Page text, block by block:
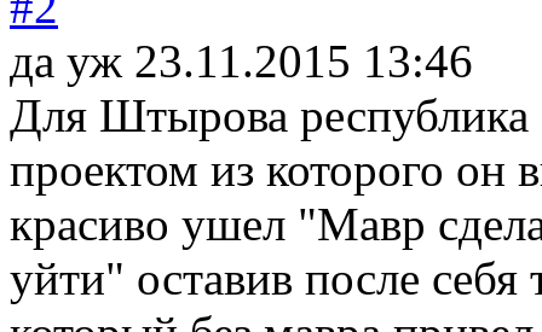
да уж 23.11.2015 13:46
Для Штырова
проектом из которого он
красиво ушел "Мавр
уйти" оставив после себя